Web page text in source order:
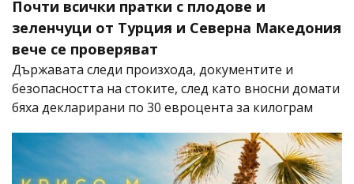
Почти всички пратки с плодове и
зеленчуци от Турция и Северна Македония
вече се проверяват
Държавата следи произхода, документите и
безопасността на стоките, след като вносни домати
бяха декларирани по 30 евроцента за килограм